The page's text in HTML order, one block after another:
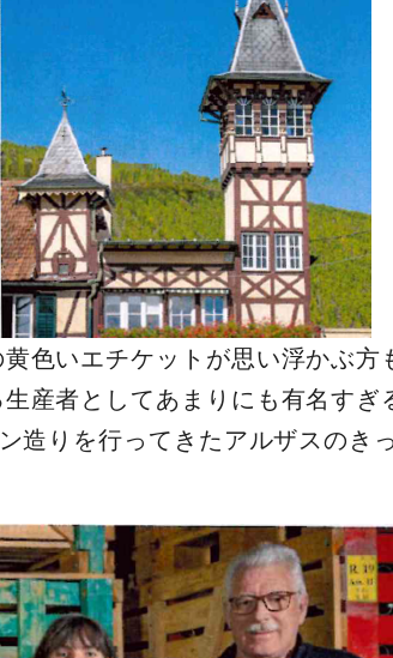
色いエチケットが思い浮かぶ方
産者としてあまりにも有名すぎ
造りを行ってきたアルザスのきっ